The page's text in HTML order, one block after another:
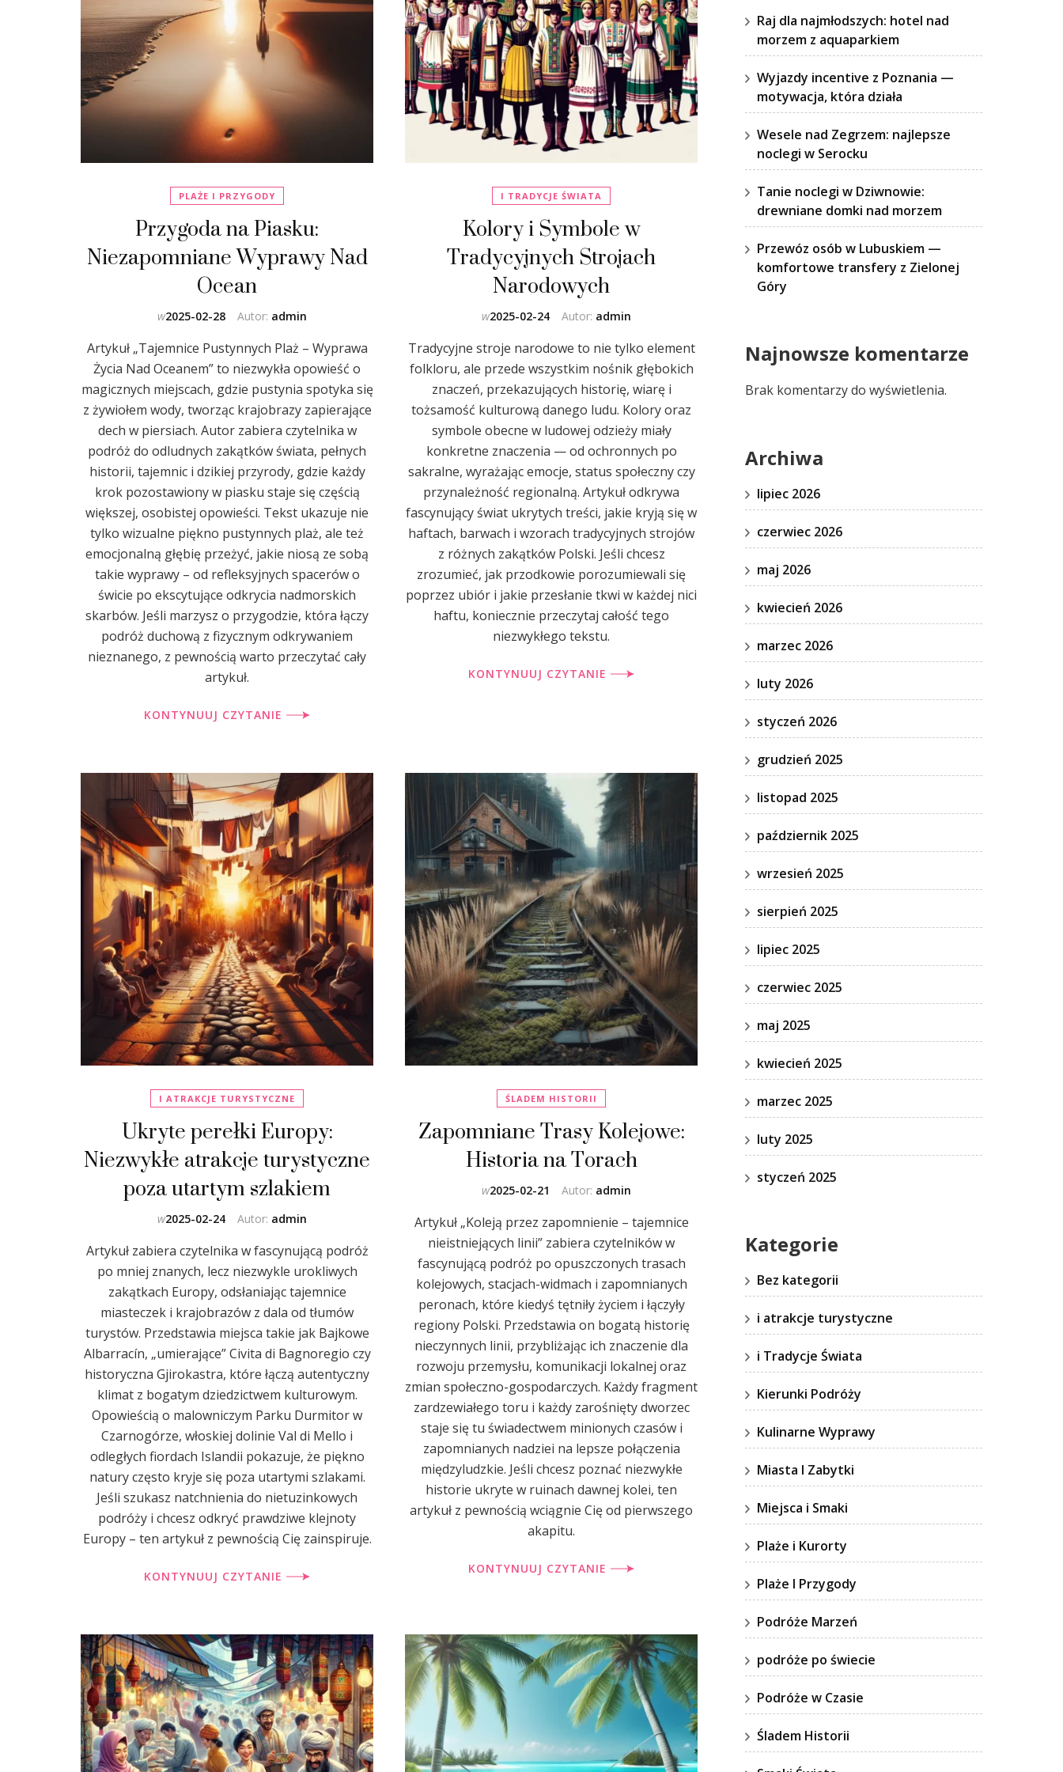
PLAŻE I PRZYGODY
Przygoda na Piasku:
Niezapomniane Wyprawy Nad
Ocean
Autor: admin
w2025-02-28
Artykuł „Tajemnice Pustynnych Plaż – Wyprawa
Życia Nad Oceanem” to niezwykła opowieść o
magicznych miejscach, gdzie pustynia spotyka się
z żywiołem wody, tworząc krajobrazy zapierające
dech w piersiach. Autor zabiera czytelnika w
podróż do odludnych zakątków świata, pełnych
historii, tajemnic i dzikiej przyrody, gdzie każdy
krok pozostawiony w piasku staje się częścią
większej, osobistej opowieści. Tekst ukazuje nie
tylko wizualne piękno pustynnych plaż, ale też
emocjonalną głębię przeżyć, jakie niosą ze sobą
takie wyprawy – od refleksyjnych spacerów o
świcie po ekscytujące odkrycia nadmorskich
skarbów. Jeśli marzysz o przygodzie, która łączy
podróż duchową z fizycznym odkrywaniem
nieznanego, z pewnością warto przeczytać cały
artykuł.
KONTYNUUJ CZYTANIE
I TRADYCJE ŚWIATA
Kolory i Symbole w
Tradycyjnych Strojach
Narodowych
Autor: admin
w2025-02-24
Tradycyjne stroje narodowe to nie tylko element
folkloru, ale przede wszystkim nośnik głębokich
znaczeń, przekazujących historię, wiarę i
tożsamość kulturową danego ludu. Kolory oraz
symbole obecne w ludowej odzieży miały
konkretne znaczenia — od ochronnych po
sakralne, wyrażając emocje, status społeczny czy
przynależność regionalną. Artykuł odkrywa
fascynujący świat ukrytych treści, jakie kryją się w
haftach, barwach i wzorach tradycyjnych strojów
z różnych zakątków Polski. Jeśli chcesz
zrozumieć, jak przodkowie porozumiewali się
poprzez ubiór i jakie przesłanie tkwi w każdej nici
haftu, koniecznie przeczytaj całość tego
niezwykłego tekstu.
KONTYNUUJ CZYTANIE
I ATRAKCJE TURYSTYCZNE
Ukryte perełki Europy:
Niezwykłe atrakcje turystyczne
poza utartym szlakiem
Autor: admin
w2025-02-24
Artykuł zabiera czytelnika w fascynującą podróż
po mniej znanych, lecz niezwykle urokliwych
zakątkach Europy, odsłaniając tajemnice
miasteczek i krajobrazów z dala od tłumów
turystów. Przedstawia miejsca takie jak Bajkowe
Albarracín, „umierające” Civita di Bagnoregio czy
historyczna Gjirokastra, które łączą autentyczny
klimat z bogatym dziedzictwem kulturowym.
Opowieścią o malowniczym Parku Durmitor w
Czarnogórze, włoskiej dolinie Val di Mello i
odległych fiordach Islandii pokazuje, że piękno
natury często kryje się poza utartymi szlakami.
Jeśli szukasz natchnienia do nietuzinkowych
podróży i chcesz odkryć prawdziwe klejnoty
Europy – ten artykuł z pewnością Cię zainspiruje.
KONTYNUUJ CZYTANIE
ŚLADEM HISTORII
Zapomniane Trasy Kolejowe:
Historia na Torach
Autor: admin
w2025-02-21
Artykuł „Koleją przez zapomnienie – tajemnice
nieistniejących linii” zabiera czytelników w
fascynującą podróż po opuszczonych trasach
kolejowych, stacjach-widmach i zapomnianych
peronach, które kiedyś tętniły życiem i łączyły
regiony Polski. Przedstawia on bogatą historię
nieczynnych linii, przybliżając ich znaczenie dla
rozwoju przemysłu, komunikacji lokalnej oraz
zmian społeczno-gospodarczych. Każdy fragment
zardzewiałego toru i każdy zarośnięty dworzec
staje się tu świadectwem minionych czasów i
zapomnianych nadziei na lepsze połączenia
międzyludzkie. Jeśli chcesz poznać niezwykłe
historie ukryte w ruinach dawnej kolei, ten
artykuł z pewnością wciągnie Cię od pierwszego
akapitu.
KONTYNUUJ CZYTANIE
Raj dla najmłodszych: hotel nad
morzem z aquaparkiem
Wyjazdy incentive z Poznania —
motywacja, która działa
Wesele nad Zegrzem: najlepsze
noclegi w Serocku
Tanie noclegi w Dziwnowie:
drewniane domki nad morzem
Przewóz osób w Lubuskiem —
komfortowe transfery z Zielonej
Góry
Najnowsze komentarze
Brak komentarzy do wyświetlenia.
Archiwa
lipiec 2026
czerwiec 2026
maj 2026
kwiecień 2026
marzec 2026
luty 2026
styczeń 2026
grudzień 2025
listopad 2025
październik 2025
wrzesień 2025
sierpień 2025
lipiec 2025
czerwiec 2025
maj 2025
kwiecień 2025
marzec 2025
luty 2025
styczeń 2025
Kategorie
Bez kategorii
i atrakcje turystyczne
i Tradycje Świata
Kierunki Podróży
Kulinarne Wyprawy
Miasta I Zabytki
Miejsca i Smaki
Plaże i Kurorty
Plaże I Przygody
Podróże Marzeń
podróże po świecie
Podróże w Czasie
Śladem Historii